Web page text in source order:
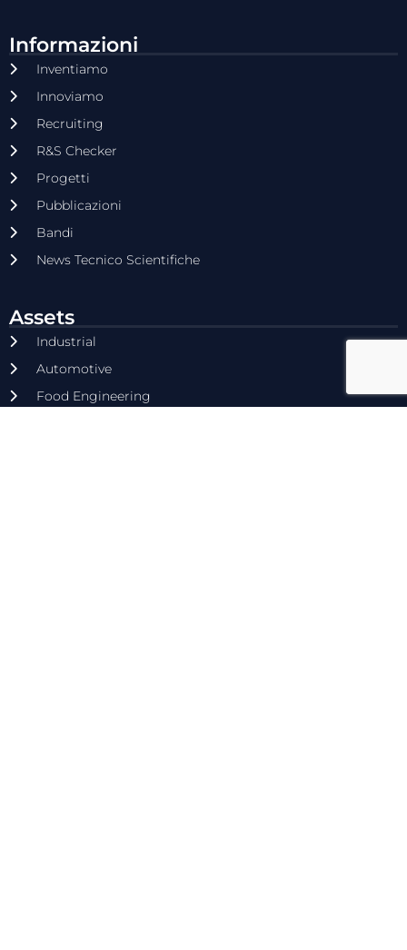
Informazioni
Inventiamo
Innoviamo
Recruiting
R&S Checker
Progetti
Pubblicazioni
Bandi
News Tecnico Scientifiche
Assets
Industrial
Automotive
Food Engineering